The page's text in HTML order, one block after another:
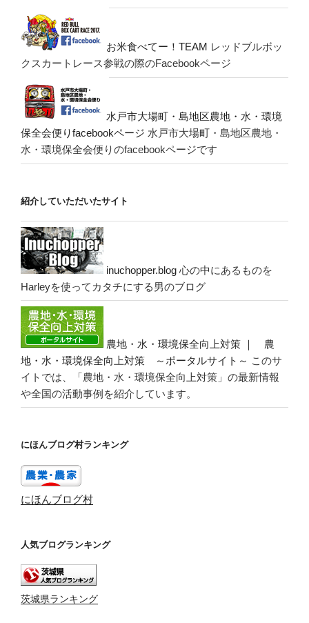
お米食べてー！TEAM レッドブルボッ
クスカートレース参戦の際のFacebookページ
水戸市大場町・島地区農地・水・環境
保全会便りfacebookページ 水戸市大場町・島地区農地・
水・環境保全会便りのfacebookページです
紹介していただいたサイト
inuchopper.blog 心の中にあるものを
Harleyを使ってカタチにする男のブログ
農地・水・環境保全向上対策 ｜ 農
地・水・環境保全向上対策 ～ポータルサイト～ このサ
イトでは、「農地・水・環境保全向上対策」の最新情報
や全国の活動事例を紹介しています。
にほんブログ村ランキング
にほんブログ村
人気ブログランキング
茨城県ランキング